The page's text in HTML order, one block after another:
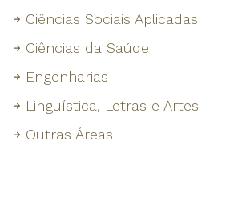
Ciências Sociais Aplicadas
Ciências da Saúde
Engenharias
Linguística, Letras e Artes
Outras Áreas